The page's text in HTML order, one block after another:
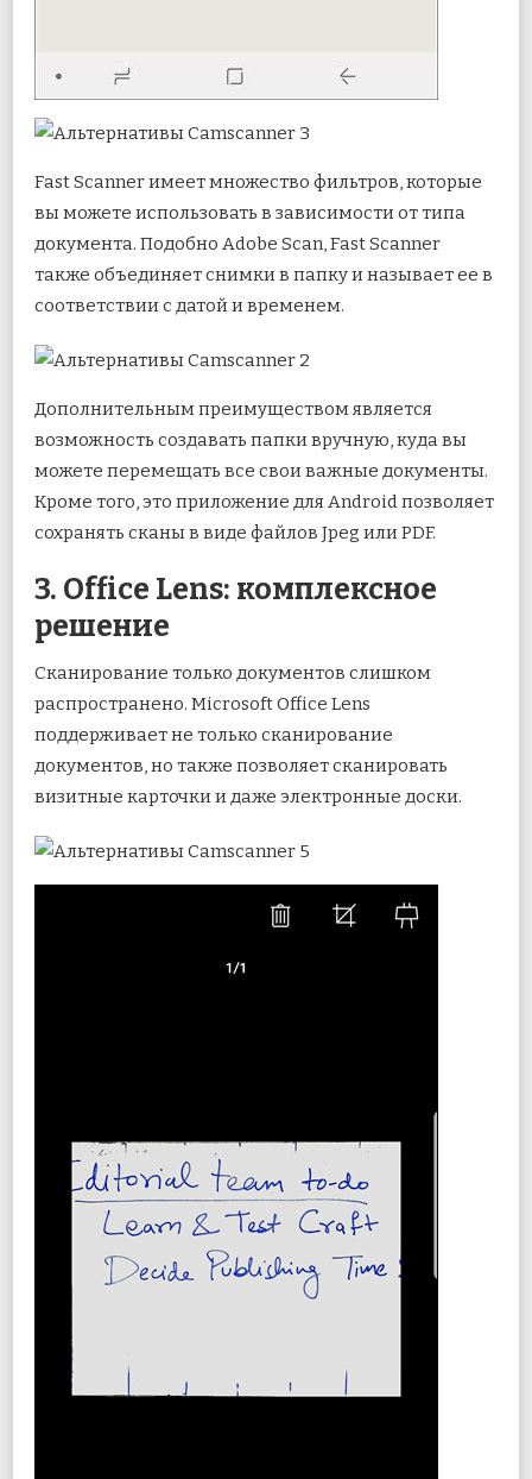
Fast Scanner имеет множество фильтров, которые
вы можете использовать в зависимости от типа
документа. Подобно Adobe Scan, Fast Scanner
также объединяет снимки в папку и называет ее в
соответствии с датой и временем.
Дополнительным преимуществом является
возможность создавать папки вручную, куда вы
можете перемещать все свои важные документы.
Кроме того, это приложение для Android позволяет
сохранять сканы в виде файлов Jpeg или PDF.
3. Office Lens: комплексное
решение
Сканирование только документов слишком
распространено. Microsoft Office Lens
поддерживает не только сканирование
документов, но также позволяет сканировать
визитные карточки и даже электронные доски.